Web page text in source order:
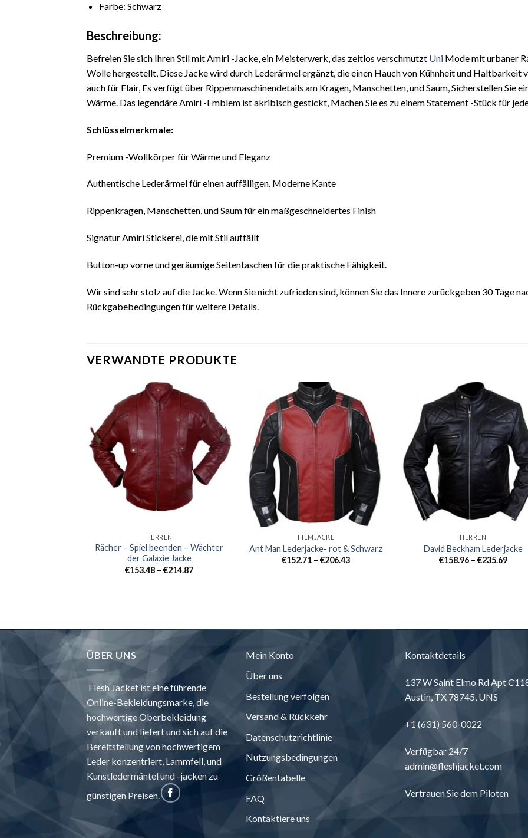
Farbe: Schwarz
Beschreibung:
Befreien Sie sich Ihren Stil mit Amiri -Jacke, ein Meisterwerk, das zeitlos verschmutzt Uni Mode mit urbaner
Wolle hergestellt, Diese Jacke wird durch Lederärmel ergänzt, die einen Hauch von Kühnheit und
auch für Flair, Es verfügt über Rippenmaschinendetails am Kragen, Manschetten, und Saum, Sicherstellen Sie
Wärme. Das legendäre Amiri -Emblem ist akribisch gestickt, Machen Sie es zu einem Statement -Stück für
Schlüsselmerkmale:
Premium -Wollkörper für Wärme und Eleganz
Authentische Lederärmel für einen auffälligen, Moderne Kante
Rippenkragen, Manschetten, und Saum für ein maßgeschneidertes Finish
Signatur Amiri Stickerei, die mit Stil auffällt
Button-up vorne und geräumige Seitentaschen für die praktische Fähigkeit.
Wir sind sehr stolz auf die Jacke. Wenn Sie nicht zufrieden sind, können Sie das Innere zurückgeben 30 Tage
Rückgabebedingungen für weitere Details.
VERWANDTE PRODUKTE
HERREN
Rächer – Spiel beenden – Wächter
der Galaxie Jacke
€153.48 – €214.87Preisklasse:
+
FILMJACKE
Ant Man Lederjacke- rot & Schwarz
€152.71 – €206.43Preisklasse:
HERREN
David Beckham Lederjacke
€158.96 – €235.69
ÜBER UNS
Flesh Jacket ist eine führende
Online-Bekleidungsmarke, die
hochwertige Oberbekleidung
verkauft und liefert und sich auf die
Bereitstellung von hochwertigem
Leder konzentriert, Lammfell, und
Kunstledermäntel und -jacken zu
günstigen Preisen.
Mein Konto
Über uns
Bestellung verfolgen
Versand & Rückkehr
Datenschutzrichtlinie
Nutzungsbedingungen
Größentabelle
FAQ
Kontaktiere uns
Kontaktdetails
137W Saint Elmo Rd Apt
Austin, TX 78745, UNS
+1 (631) 560-0022
Verfügbar 24/7
admin@fleshjacket.com
Vertrauen Sie dem Piloten